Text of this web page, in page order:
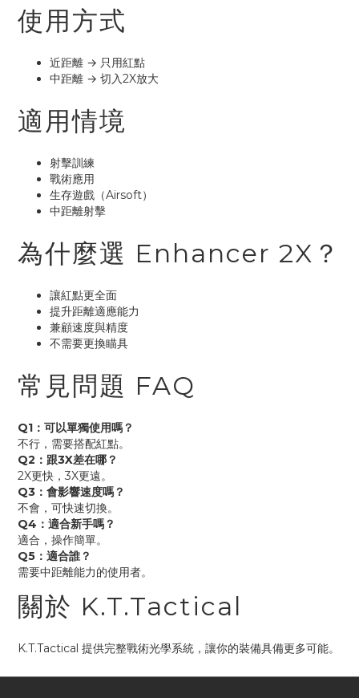
使用方式
近距離 → 只用紅點
中距離 → 切入2X放大
適用情境
射擊訓練
戰術應用
生存遊戲（Airsoft）
中距離射擊
為什麼選 Enhancer 2X？
讓紅點更全面
提升距離適應能力
兼顧速度與精度
不需要更換瞄具
常見問題 FAQ
Q1：可以單獨使用嗎？
不行，需要搭配紅點。
Q2：跟3X差在哪？
2X更快，3X更遠。
Q3：會影響速度嗎？
不會，可快速切換。
Q4：適合新手嗎？
適合，操作簡單。
Q5：適合誰？
需要中距離能力的使用者。
關於 K.T.Tactical
K.T.Tactical 提供完整戰術光學系統，讓你的裝備具備更多可能。